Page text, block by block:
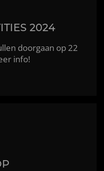
2024
doorgaan op 22
info!